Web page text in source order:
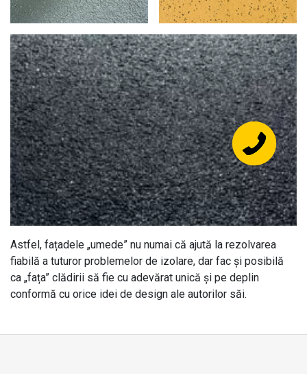
Astfel, fațadele „umede” nu numai că ajută la rezolvarea
fiabilă a tuturor problemelor de izolare, dar fac și posibilă
ca „fața” clădirii să fie cu adevărat unică și pe deplin
conformă cu orice idei de design ale autorilor săi.